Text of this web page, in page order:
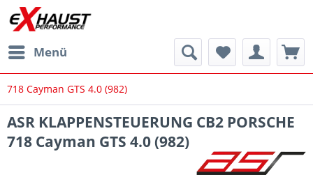
Menü
718 Cayman GTS 4.0 (982)
ASR KLAPPENSTEUERUNG CB2 PORSCHE
718 Cayman GTS 4.0 (982)